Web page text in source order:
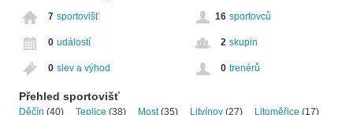
7 sportovišť 16 sportovců
0 událostí 2 skupin
0 slev a výhod 0 trenérů
Přehled sportovišť
Děčín (40) Teplice (38) Most (35) Litvínov (27) Litoměřice (17)